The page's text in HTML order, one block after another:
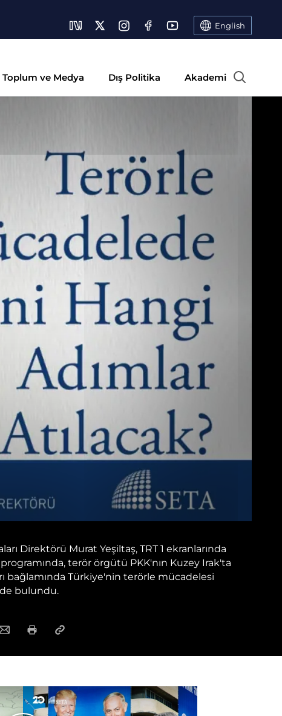
English
Toplum ve Medya Dış Politika Akademi
Direktörü Murat Yeşiltaş, TRT 1 ekranlarında
terör örgütü PKK'nın Kuzey Irak'ta
bağlamında Türkiye'nin terörle mücadelesi
bulundu.